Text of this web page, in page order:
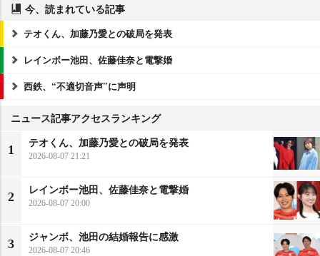
今、読まれている記事
テオくん、加藤乃愛との破局を発表
レインボー池田、佐藤佳奈と電撃婚
西鉄、“不適切音声”に声明
ニュース記事アクセスランキング
1
テオくん、加藤乃愛との破局を発表
2026-08-07 21:21
2
レインボー池田、佐藤佳奈と電撃婚
2026-08-07 20:00
3
ジャンボ、池田の結婚報告に感激
2026-08-07 20:46